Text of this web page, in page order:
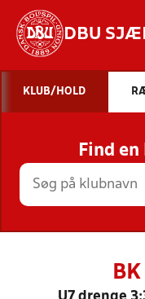
DBU
STILLINGER,
KLUB/HOLD
Find